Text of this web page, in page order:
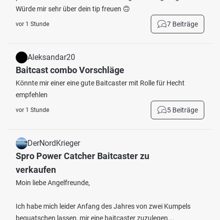
Würde mir sehr über dein tip freuen 🙃
vor 1 Stunde 7 Beiträge
Aleksandar20
Baitcast combo Vorschläge
Könnte mir einer eine gute Baitcaster mit Rolle für Hecht
empfehlen
vor 1 Stunde 5 Beiträge
DerNordKrieger
Spro Power Catcher Baitcaster zu
verkaufen
Moin liebe Angelfreunde,
Ich habe mich leider Anfang des Jahres von zwei Kumpels
bequatschen lassen, mir eine baitcaster zuzulegen….